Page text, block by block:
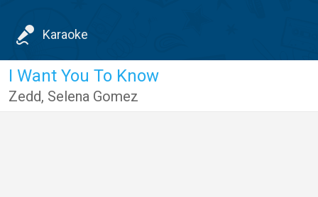
Karaoke
I Want You To Know
Zedd, Selena Gomez